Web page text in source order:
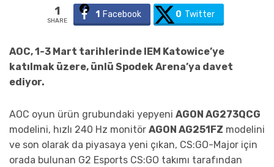
1
SHARE
1 Facebook 0 Twitter
AOC, 1-3 Mart tarihlerinde IEM Katowice’ye
katılmak üzere, ünlü Spodek Arena’ya davet
ediyor.
AOC oyun ürün grubundaki yepyeni AGON AG273QCG
modelini, hızlı 240 Hz monitör AGON AG251FZ modelini
ve son olarak da piyasaya yeni çıkan, CS:GO-Major için
orada bulunan G2 Esports CS:GO takımı tarafından